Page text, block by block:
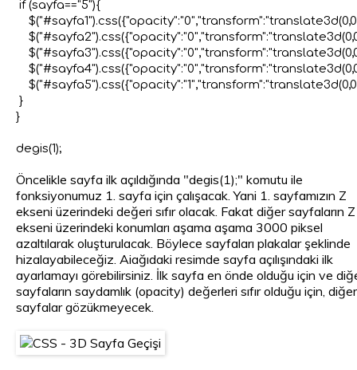
if (sayfa=="5"){
}
}
Öncelikle sayfa ilk açıldığında "degis(1);" komutu ile
fonksiyonumuz 1. sayfa için çalışacak. Yani 1. sayfamızın Z
ekseni üzerindeki değeri sıfır olacak. Fakat diğer sayfaların Z
ekseni üzerindeki konumları aşama aşama 3000 piksel
azaltılarak oluşturulacak. Böylece sayfaları plakalar şeklinde
hizalayabileceğiz. Aiağıdaki resimde sayfa açılışındaki ilk
ayarlamayı görebilirsiniz. İlk sayfa en önde olduğu için ve
sayfaların saydamlık (opacity) değerleri sıfır olduğu için, diğer
sayfalar gözükmeyecek.